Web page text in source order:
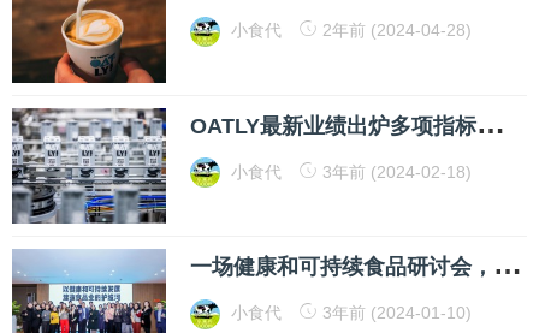
小食代 2年前 (2024-04-28)
O
ATLY最新业绩出炉多项指标改善，全球高管说下一阶段打算这样干
小食代 3年前 (2024-02-18)
一
场健康和可持续食品研讨会，能让这个世界变好一点吗？
小食代 3年前 (2024-01-10)